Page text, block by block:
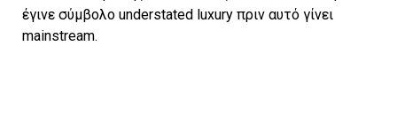
έγινε σύμβολο understated luxury πριν αυτό γίνει
mainstream.